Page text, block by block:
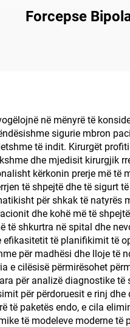
Forcepse
në mënyrë të
sigurie mbron
të indit. Kirurgët
dhe mjedisit kirurgjik
kërkonin prerje më të
të shpejtë dhe të sigurt
për shkak të natyrës
dhe kohë më të
shkurtra në spital dhe
të planifikimit të
për madhësi dhe lloje të
cilësisë përmirësohet
për analizë diagnostike
për përdoruesit e rinj
paketës endo, e cila
të modeleve moderne